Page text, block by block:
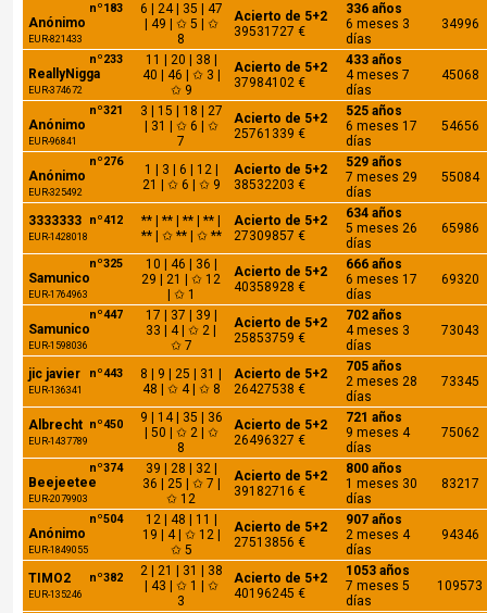
nº183
Anónimo
EUR-821433
6 | 24 | 35 | 47
| 49 | ✩ 5 | ✩
8
Acierto de 5+2
39531727 €
336 años
6 meses 3
días
34996
nº233
ReallyNigga
EUR-374672
11 | 20 | 38 |
40 | 46 | ✩ 3 |
✩ 9
Acierto de 5+2
37984102 €
433 años
4 meses 7
días
45068
nº321
Anónimo
EUR-96841
3 | 15 | 18 | 27
| 31 | ✩ 6 | ✩
7
Acierto de 5+2
25761339 €
525 años
6 meses 17
días
54656
nº276
Anónimo
EUR-325492
1 | 3 | 6 | 12 |
21 | ✩ 6 | ✩ 9
Acierto de 5+2
38532203 €
529 años
7 meses 29
días
55084
nº412
3333333
EUR-1428018
** | ** | ** | ** |
** | ✩ ** | ✩ **
Acierto de 5+2
27309857 €
634 años
5 meses 26
días
65986
nº325
Samunico
EUR-1764963
10 | 46 | 36 |
29 | 21 | ✩ 12
| ✩ 1
Acierto de 5+2
40358928 €
666 años
6 meses 17
días
69320
nº447
Samunico
EUR-1598036
17 | 37 | 39 |
33 | 4 | ✩ 2 |
✩ 7
Acierto de 5+2
25853759 €
702 años
4 meses 3
días
73043
nº443
jic javier
EUR-136341
8 | 9 | 25 | 31 |
48 | ✩ 4 | ✩ 8
Acierto de 5+2
26427538 €
705 años
2 meses 28
días
73345
nº450
Albrecht
EUR-1437789
9 | 14 | 35 | 36
| 50 | ✩ 2 | ✩
8
Acierto de 5+2
26496327 €
721 años
9 meses 4
días
75062
nº374
Beejeetee
EUR-2079903
39 | 28 | 32 |
36 | 25 | ✩ 7 |
✩ 12
Acierto de 5+2
39182716 €
800 años
1 meses 30
días
83217
nº504
Anónimo
EUR-1849055
12 | 48 | 11 |
19 | 4 | ✩ 12 |
✩ 5
Acierto de 5+2
27513856 €
907 años
2 meses 4
días
94346
nº382
TIMO2
EUR-135246
2 | 21 | 31 | 38
| 43 | ✩ 1 | ✩
3
Acierto de 5+2
40196245 €
1053 años
7 meses 5
días
109573